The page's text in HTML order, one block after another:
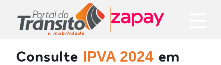
Consulte IPVA 2024 em